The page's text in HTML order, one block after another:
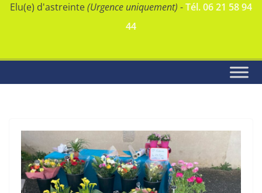
Elu(e) d'astreinte(Urgence uniquement) -Tél. 06 21 58 94
44